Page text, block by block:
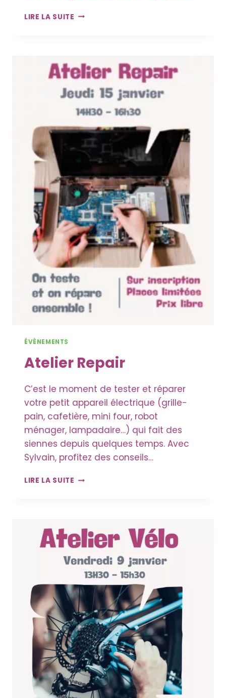
LIRE LA SUITE ATELIER
–
PERCEUSE
ET
VISSEUSE
ÉVÈNEMENTS
Atelier Repair
C’est le moment de tester et réparer
votre petit appareil électrique (grille-
pain, cafetière, mini four, robot
ménager, lampadaire…) qui fait des
siennes depuis quelques temps. Avec
Sylvain, profitez des conseils…
LIRE LA SUITE ATELIER